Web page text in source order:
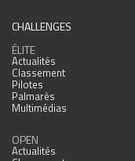
CHALLENGES
ÉLITE
Actualités
Classement
Pilotes
Palmarès
Multimédias
OPEN
Actualités